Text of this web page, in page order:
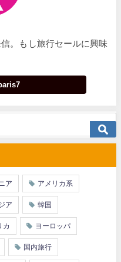
+ホテル) 最大120,000円OFFク
+ホテル) 最大120,000円OFFク
+ホテル) 最大40,000円OFFクー
+ホテル) 最大40,000円OFFクー
ホテル) 最大40,000円OFFク
ホテル) 最大40,000円OFFク
空券+ホテル) 最大40,000円OFFク
券+ホテル) 最大28,000円OFFクー
航空券) 最大20,000円OFFクー
。もし旅行セールに興味
ア アメリカ系
ア 韓国
カ ヨーロッパ
国内旅行